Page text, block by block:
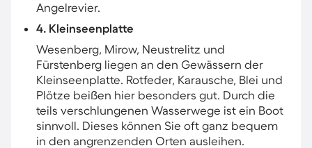
Angelrevier.
4. Kleinseenplatte
Wesenberg, Mirow, Neustrelitz und
Fürstenberg liegen an den Gewässern der
Kleinseenplatte. Rotfeder, Karausche, Blei und
Plötze beißen hier besonders gut. Durch die
teils verschlungenen Wasserwege ist ein Boot
sinnvoll. Dieses können Sie oft ganz bequem
in den angrenzenden Orten ausleihen.